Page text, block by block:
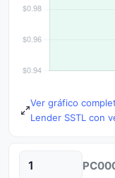
Ver gráfico
Lender SSTL con
Cantidad